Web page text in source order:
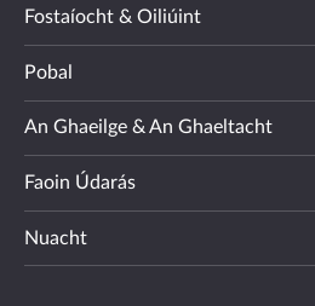
Fostaíocht & Oiliúint
Pobal
An Ghaeilge & An Ghaeltacht
Faoin Údarás
Nuacht